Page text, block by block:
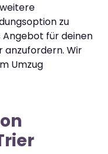
zu
für deinen
anzufordern. Wir
Umzug